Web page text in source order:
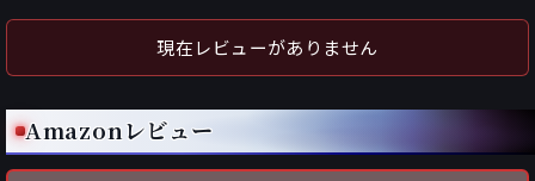
現在レビューがありません
Amazonレビュー